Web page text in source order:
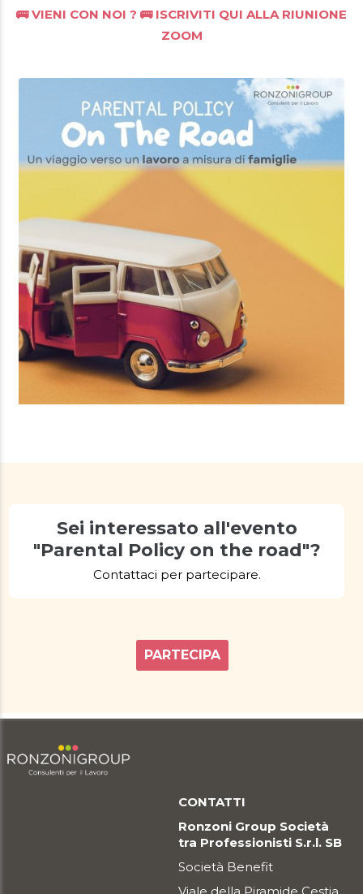
🚌 VIENI CON NOI ? 🚌 ISCRIVITI QUI ALLA RIUNIONE
ZOOM
Sei interessato all'evento
"Parental Policy on the road"?
Contattaci per partecipare.
PARTECIPA
CONTATTI
Ronzoni Group Società
tra Professionisti S.r.l. SB
Società Benefit